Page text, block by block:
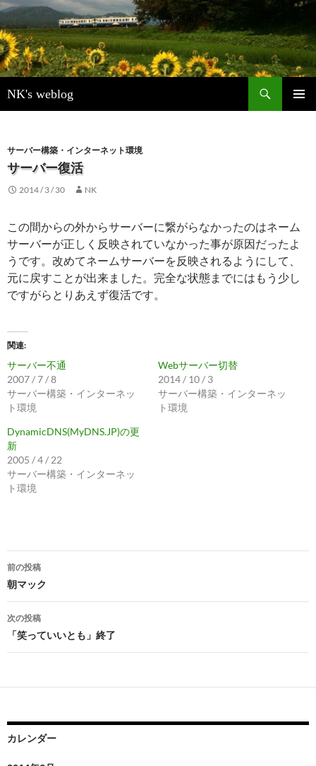
NK's weblog
索
ン
ツ
へ
ス
ッ
プ
サーバー構築・インターネット環境
サーバー復活
2014 / 3 / 30 NK
この間からの外からサーバーに繋がらなかったのはネーム
サーバーが正しく反映されていなかった事が原因だったよ
うです。改めてネームサーバーを反映されるようにして、
元に戻すことが出来ました。完全な状態までにはもう少し
ですがらとりあえず復活です。
関連
サーバー不通
2007 / 7 / 8
サーバー構築・インターネッ
ト環境
Webサーバー切替
2014 / 10 / 3
サーバー構築・インターネッ
ト環境
DynamicDNS(MyDNS.JP)の更
新
2005 / 4 / 22
サーバー構築・インターネッ
ト環境
投
稿
ナ
ビ
ゲ
ー
ョ
ン
前の投稿
朝マック
次の投稿
「笑っていいとも」終了
カレンダー